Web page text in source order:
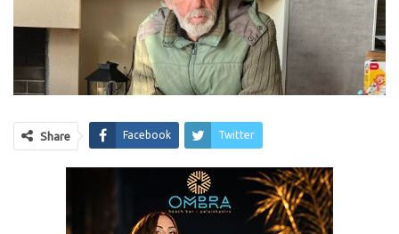
Share Facebook Twitter